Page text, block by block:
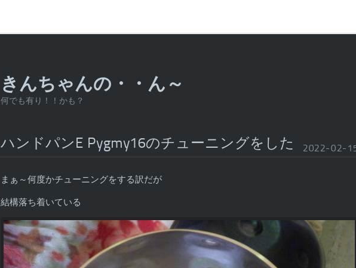
きんちゃんの・・ん～
何でも有り！！かも？
2022-02-
ハンドパンE Pygmy16のチューニングをした
まぁ～何度かチューニングをする訳だが
結構落ち着いている